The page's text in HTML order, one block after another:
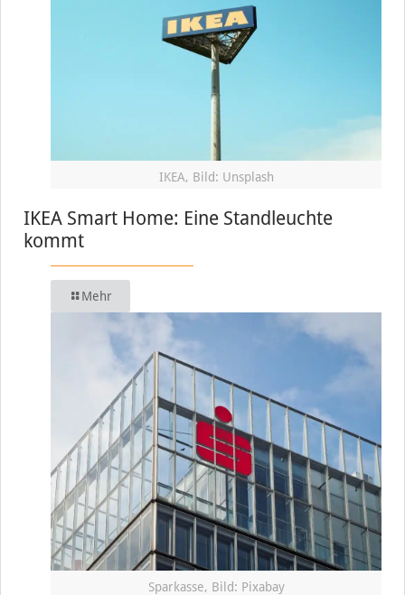
IKEA, Bild: Unsplash
IKEA Smart Home: Eine Standleuchte
kommt
Mehr
Sparkasse, Bild: Pixabay